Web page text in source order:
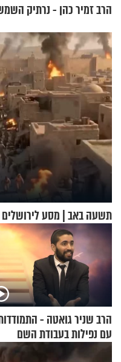
הרב זמיר כהן - נרתיק
תשעה באב | מסע
הרב שניר גואטה -
עם נפילות בעבודת השם